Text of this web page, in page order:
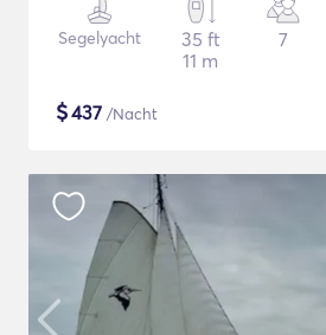
Segelyacht
35 ft
11 m
7
$437 /Nacht